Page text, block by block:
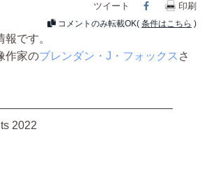
ツイート Facebook
印刷
コメントのみ転載OK( 条件はこちら )
です。
作家のブレンダン・J・フォックス さ
2022